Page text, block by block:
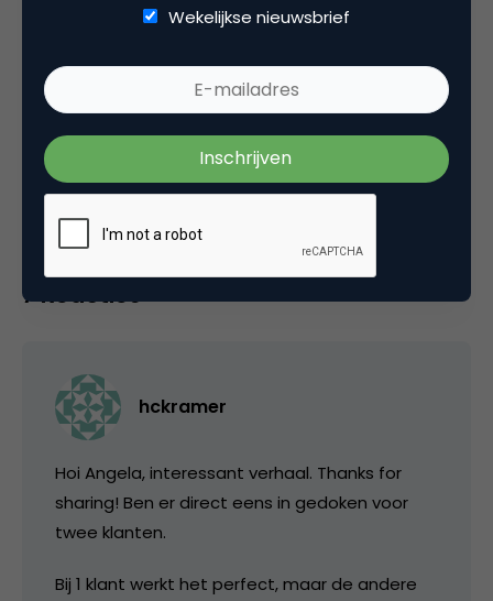
Advertising
Tags
facebook advertising, facebook marketing
7 Reacties
hckramer
Hoi Angela, interessant verhaal. Thanks for
sharing! Ben er direct eens in gedoken voor
twee klanten.
Bij 1 klant werkt het perfect, maar de andere
Wekelijkse nieuwsbrief